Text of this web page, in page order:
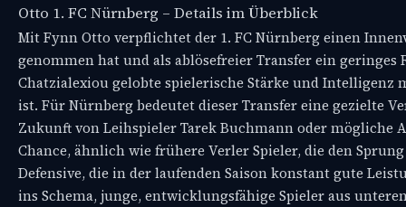
Otto 1. FC Nürnberg – Details im Überblick
Mit Fynn Otto verpflichtet der 1. FC Nürnberg einen
genommen hat und als ablösefreier Transfer ein
Chatzialexiou gelobte spielerische Stärke und
ist. Für Nürnberg bedeutet dieser Transfer eine gezielte
Zukunft von Leihspieler Tarek Buchmann oder mögliche
Chance, ähnlich wie frühere Verler Spieler, die den
Defensive, die in der laufenden Saison konstant gute
ins Schema, junge, entwicklungsfähige Spieler aus